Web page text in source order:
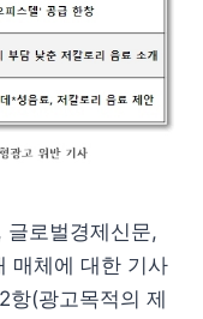
로벌경제신문,
매체에 대한 기사
항(광고목적의 제